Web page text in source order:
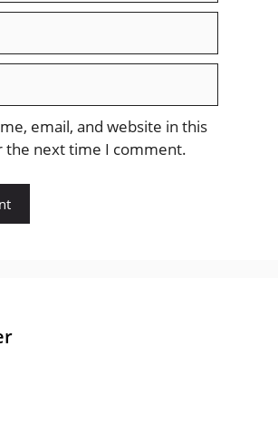
email, and website in this
the next time I comment.